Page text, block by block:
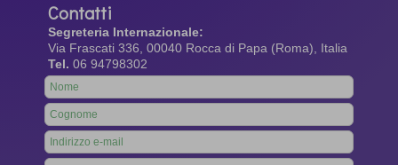
Contatti
Segreteria Internazionale:
Via Frascati 336, 00040 Rocca di Papa (Roma), Italia
Tel. 06 94798302
Leave
this
field
blank